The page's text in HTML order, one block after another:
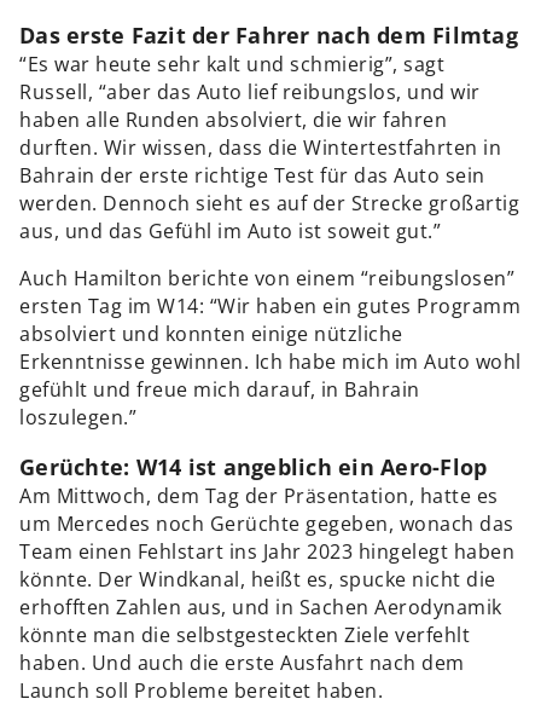
Das erste Fazit der Fahrer nach dem Filmtag
“Es war heute sehr kalt und schmierig”, sagt
Russell, “aber das Auto lief reibungslos, und wir
haben alle Runden absolviert, die wir fahren
durften. Wir wissen, dass die Wintertestfahrten in
Bahrain der erste richtige Test für das Auto sein
werden. Dennoch sieht es auf der Strecke großartig
aus, und das Gefühl im Auto ist soweit gut.”
Auch Hamilton berichte von einem “reibungslosen”
ersten Tag im W14: “Wir haben ein gutes Programm
absolviert und konnten einige nützliche
Erkenntnisse gewinnen. Ich habe mich im Auto wohl
gefühlt und freue mich darauf, in Bahrain
loszulegen.”
Gerüchte: W14 ist angeblich ein Aero-Flop
Am Mittwoch, dem Tag der Präsentation, hatte es
um Mercedes noch Gerüchte gegeben, wonach das
Team einen Fehlstart ins Jahr 2023 hingelegt haben
könnte. Der Windkanal, heißt es, spucke nicht die
erhofften Zahlen aus, und in Sachen Aerodynamik
könnte man die selbstgesteckten Ziele verfehlt
haben. Und auch die erste Ausfahrt nach dem
Launch soll Probleme bereitet haben.